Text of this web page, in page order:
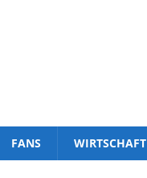
FANS WIRTSCHAFT